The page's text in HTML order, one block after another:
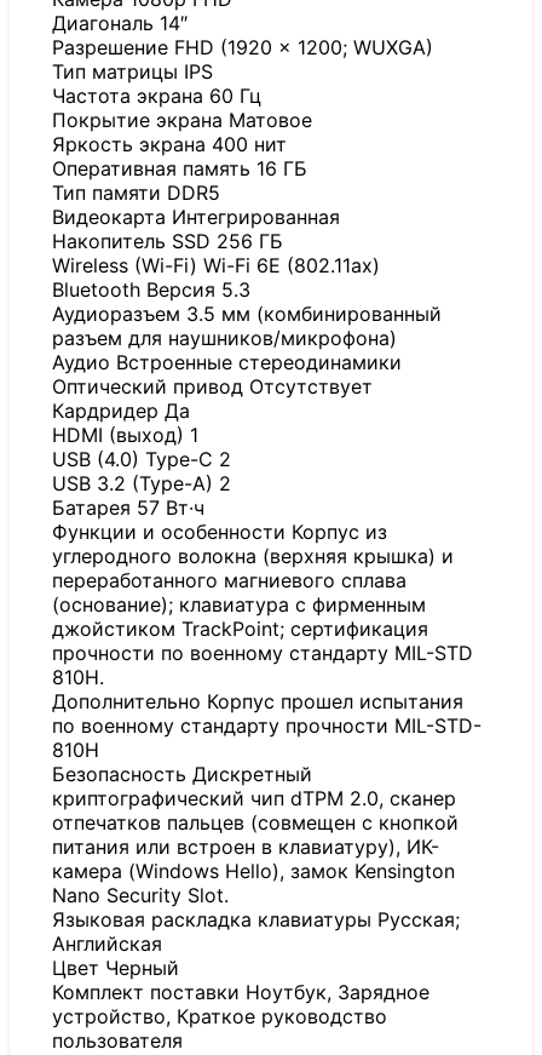
Диагональ 14″
Разрешение FHD (1920 x 1200; WUXGA)
Тип матрицы IPS
Частота экрана 60 Гц
Покрытие экрана Матовое
Яркость экрана 400 нит
Оперативная память 16 ГБ
Тип памяти DDR5
Видеокарта Интегрированная
Накопитель SSD 256 ГБ
Wireless (Wi-Fi) Wi-Fi 6E (802.11ax)
Bluetooth Версия 5.3
Аудиоразъем 3.5 мм (комбинированный
разъем для наушников/микрофона)
Аудио Встроенные стереодинамики
Оптический привод Отсутствует
Кардридер Да
HDMI (выход) 1
USB (4.0) Type-C 2
USB 3.2 (Type-A) 2
Батарея 57 Вт·ч
Функции и особенности Корпус из
углеродного волокна (верхняя крышка) и
переработанного магниевого сплава
(основание); клавиатура с фирменным
джойстиком TrackPoint; сертификация
прочности по военному стандарту MIL-STD
810H.
Дополнительно Корпус прошел испытания
по военному стандарту прочности MIL-STD-
810H
Безопасность Дискретный
криптографический чип dTPM 2.0, сканер
отпечатков пальцев (совмещен с кнопкой
питания или встроен в клавиатуру), ИК-
камера (Windows Hello), замок Kensington
Nano Security Slot.
Языковая раскладка клавиатуры Русская;
Английская
Цвет Черный
Комплект поставки Ноутбук, Зарядное
устройство, Краткое руководство
пользователя